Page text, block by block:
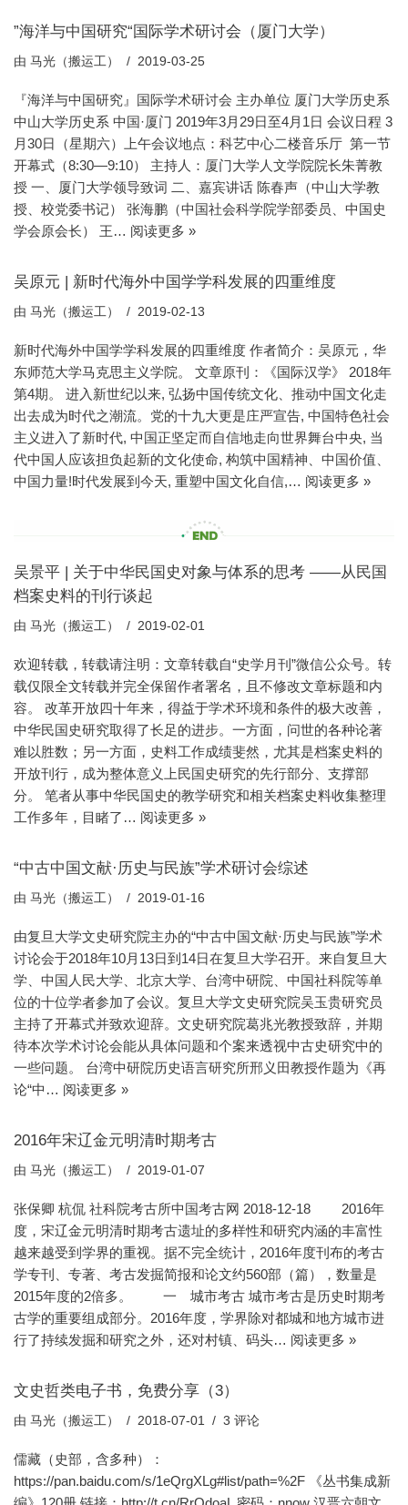
”海洋与中国研究“国际学术研讨会（厦门大学）
由 马光（搬运工） 2019-03-25
『海洋与中国研究』国际学术研讨会 主办单位 厦门大学历史系
中山大学历史系 中国·厦门 2019年3月29日至4月1日 会议日程 3
月30日（星期六）上午会议地点：科艺中心二楼音乐厅 第一节
开幕式（8:30—9:10） 主持人：厦门大学人文学院院长朱菁教
授 一、厦门大学领导致词 二、嘉宾讲话 陈春声（中山大学教
授、校党委书记） 张海鹏（中国社会科学院学部委员、中国史
学会原会长） 王… 阅读更多 »
吴原元 | 新时代海外中国学学科发展的四重维度
由 马光（搬运工） 2019-02-13
新时代海外中国学学科发展的四重维度 作者简介：吴原元，华
东师范大学马克思主义学院。 文章原刊：《国际汉学》 2018年
第4期。 进入新世纪以来, 弘扬中国传统文化、推动中国文化走
出去成为时代之潮流。党的十九大更是庄严宣告, 中国特色社会
主义进入了新时代, 中国正坚定而自信地走向世界舞台中央, 当
代中国人应该担负起新的文化使命, 构筑中国精神、中国价值、
中国力量!时代发展到今天, 重塑中国文化自信,… 阅读更多 »
吴景平 | 关于中华民国史对象与体系的思考 ——从民国
档案史料的刊行谈起
由 马光（搬运工） 2019-02-01
欢迎转载，转载请注明：文章转载自“史学月刊”微信公众号。转
载仅限全文转载并完全保留作者署名，且不修改文章标题和内
容。 改革开放四十年来，得益于学术环境和条件的极大改善，
中华民国史研究取得了长足的进步。一方面，问世的各种论著
难以胜数；另一方面，史料工作成绩斐然，尤其是档案史料的
开放刊行，成为整体意义上民国史研究的先行部分、支撑部
分。 笔者从事中华民国史的教学研究和相关档案史料收集整理
工作多年，目睹了… 阅读更多 »
“中古中国文献·历史与民族”学术研讨会综述
由 马光（搬运工） 2019-01-16
由复旦大学文史研究院主办的“中古中国文献·历史与民族”学术
讨论会于2018年10月13日到14日在复旦大学召开。来自复旦大
学、中国人民大学、北京大学、台湾中研院、中国社科院等单
位的十位学者参加了会议。复旦大学文史研究院吴玉贵研究员
主持了开幕式并致欢迎辞。文史研究院葛兆光教授致辞，并期
待本次学术讨论会能从具体问题和个案来透视中古史研究中的
一些问题。 台湾中研院历史语言研究所邢义田教授作题为《再
论“中… 阅读更多 »
2016年宋辽金元明清时期考古
由 马光（搬运工） 2019-01-07
张保卿 杭侃 社科院考古所中国考古网 2018-12-18 2016年
度，宋辽金元明清时期考古遗址的多样性和研究内涵的丰富性
越来越受到学界的重视。据不完全统计，2016年度刊布的考古
学专刊、专著、考古发掘简报和论文约560部（篇），数量是
2015年度的2倍多。 一 城市考古 城市考古是历史时期考
古学的重要组成部分。2016年度，学界除对都城和地方城市进
行了持续发掘和研究之外，还对村镇、码头… 阅读更多 »
文史哲类电子书，免费分享（3）
由 马光（搬运工） 2018-07-01 3 评论
儒藏（史部，含多种）：
https://pan.baidu.com/s/1eQrgXLg#list/path=%2F 《丛书集成新